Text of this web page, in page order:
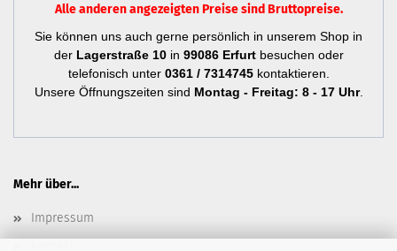
Alle anderen angezeigten Preise sind Bruttopreise.
Sie können uns auch gerne persönlich in unserem Shop in
der Lagerstraße 10in 99086 Erfurtbesuchen oder
telefonisch unter 0361 / 7314745kontaktieren.
Unsere Öffnungszeiten sind Montag - Freitag: 8 - 17 Uhr.
Mehr über...
Impressum